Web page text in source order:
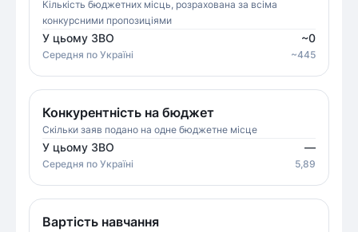
Кількість бюджетних місць, розрахована за всіма
конкурсними пропозиціями
У цьому ЗВО ~0
Середня по Україні ~445
Конкурентність на бюджет
Скільки заяв подано на одне бюджетне місце
У цьому ЗВО —
Середня по Україні 5,89
Вартість навчання